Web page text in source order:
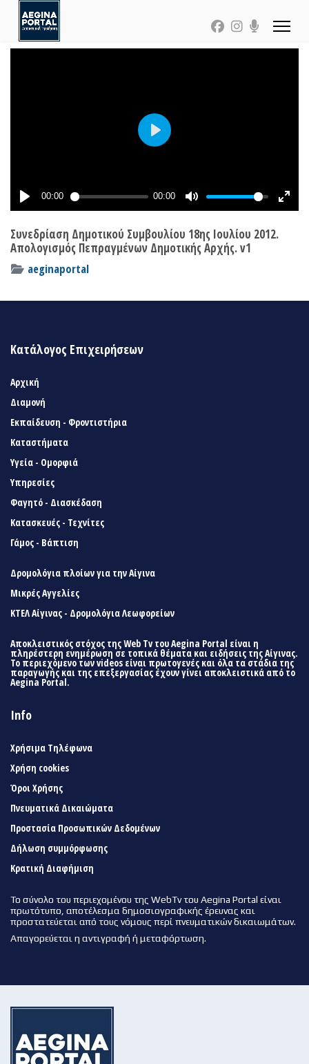
Συνεδρίαση Δημοτικού Συμβουλίου 18ης Ιουλίου 2012.
Απολογισμός Πεπραγμένων Δημοτικής Αρχής. v1
aeginaportal
Κατάλογος Επιχειρήσεων
Αρχική
Διαμονή
Εκπαίδευση - Φροντιστήρια
Καταστήματα
Υγεία - Ομορφιά
Υπηρεσίες
Φαγητό - Διασκέδαση
Κατασκευές - Τεχνίτες
Γάμος - Βάπτιση
Δρομολόγια πλοίων για την Αίγινα
Μικρές Αγγελίες
ΚΤΕΛ Αίγινας - Δρομολόγια Λεωφορείων
Αποκλειστικός στόχος της Web Tv του Aegina Portal είναι η
πληρέστερη ενημέρωση σε τοπικά θέματα και ειδήσεις της Αίγινας.
Το περιεχόμενο των videos είναι πρωτογενές και όλα τα στάδια της
παραγωγής και της επεξεργασίας έχουν γίνει αποκλειστικά από το
Aegina Portal.
Info
Χρήσιμα Τηλέφωνα
Χρήση cookies
Όροι Χρήσης
Πνευματικά Δικαιώματα
Προστασία Προσωπικών Δεδομένων
Δήλωση συμμόρφωσης
Κρατική Διαφήμιση
Το σύνολο του περιεχομένου της WebTv του Aegina Portal είναι
πρωτότυπο, αποτέλεσμα δημοσιογραφικής έρευνας και
προστατεύεται από τους νόμους περί πνευματικών δικαιωμάτων.
Απαγορεύεται η αντιγραφή ή μεταφόρτωση.